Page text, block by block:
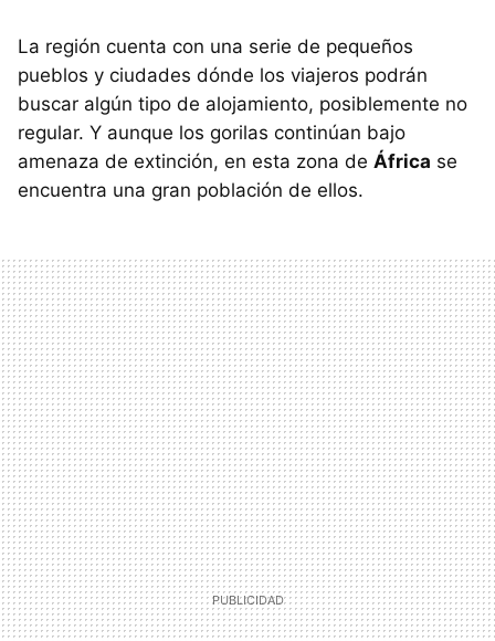
La región cuenta con una serie de pequeños
pueblos y ciudades dónde los viajeros podrán
buscar algún tipo de alojamiento, posiblemente no
regular. Y aunque los gorilas continúan bajo
amenaza de extinción, en esta zona de África se
encuentra una gran población de ellos.